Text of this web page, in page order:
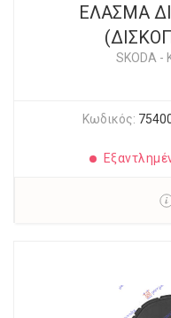
ΕΛΑΣΜΑ
SKODA -
Κωδικός: